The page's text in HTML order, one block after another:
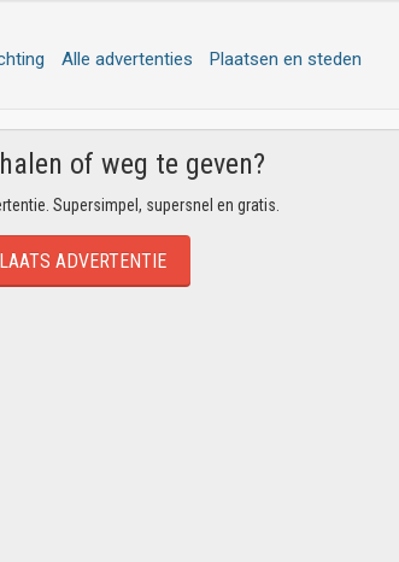
Alle advertenties
Plaatsen en steden
of weg te geven?
Supersimpel, supersnel en gratis.
ADVERTENTIE